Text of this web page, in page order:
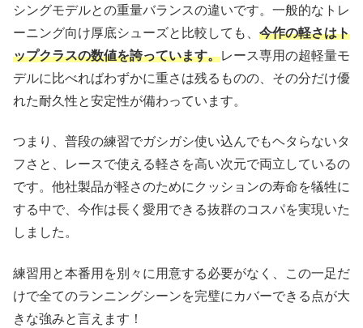
シングモデルとの重量バランスの違いです。一般的なトレ
ーニング向け厚底シューズと比較しても、 今作の軽さはト
ップクラスの数値を誇っています。レース専用の超軽量モ
デルに比べればわずかに重さは残るものの、その分だけ優
れた耐久性と安定性が備わっています。
つまり、普段の練習でガシガシ使い込んでもヘタらないタ
フさと、レースで使える軽さを高い次元で両立しているの
です。他社製品が軽さのためにクッションの寿命を犠牲に
する中で、今作は長く愛用できる抜群のコスパを実現いた
しました。
練習用と本番用を別々に用意する必要がなく、この一足だ
けで全てのランニングシーンを完璧にカバーできる点が大
きな強みと言えます！